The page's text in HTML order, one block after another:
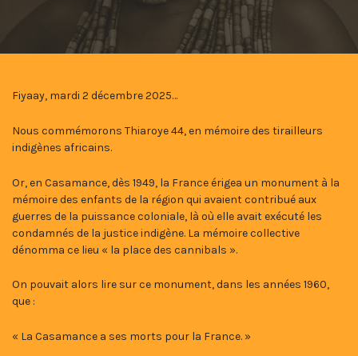
Fiyaay, mardi 2 décembre 2025…
Nous commémorons Thiaroye 44, en mémoire des tirailleurs
indigènes africains.
Or, en Casamance, dès 1949, la France érigea un monument à la
mémoire des enfants de la région qui avaient contribué aux
guerres de la puissance coloniale, là où elle avait exécuté les
condamnés de la justice indigène. La mémoire collective
dénomma ce lieu « la place des cannibals ».
On pouvait alors lire sur ce monument, dans les années 1960,
que :
« La Casamance a ses morts pour la France. »